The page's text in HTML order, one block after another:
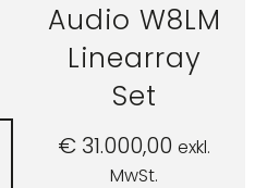
Audio W8LM
Linearray
Set
€ 31.000,00 exkl.
MwSt.